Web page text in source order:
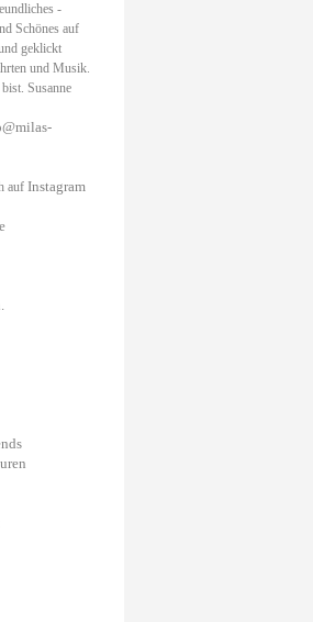
-
Schönes auf
geklickt
und Musik.
Susanne
auf Instagram